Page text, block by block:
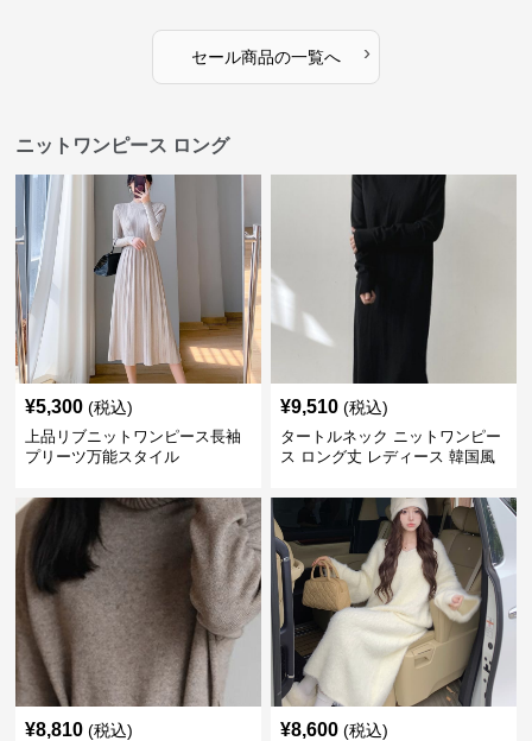
セール商品の一覧へ ›
ニットワンピース ロング
¥5,300 (税込)
上品リブニットワンピース長袖
プリーツ万能スタイル
¥9,510 (税込)
タートルネック ニットワンピー
ス ロング丈 レディース 韓国風
¥8,810 (税込) ¥8,600 (税込)